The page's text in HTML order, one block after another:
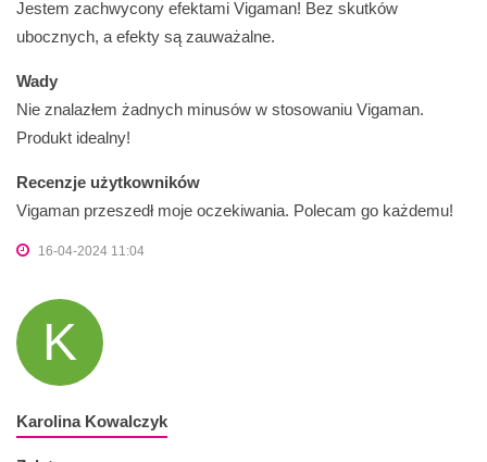
Jestem zachwycony efektami Vigaman! Bez skutków
ubocznych, a efekty są zauważalne.
Wady
Nie znalazłem żadnych minusów w stosowaniu Vigaman.
Produkt idealny!
Recenzje użytkowników
Vigaman przeszedł moje oczekiwania. Polecam go każdemu!
16-04-2024 11:04
K
Karolina Kowalczyk